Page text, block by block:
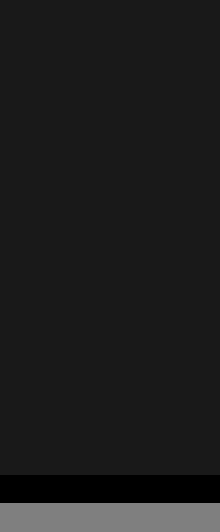
nueva ventana)
ventana)